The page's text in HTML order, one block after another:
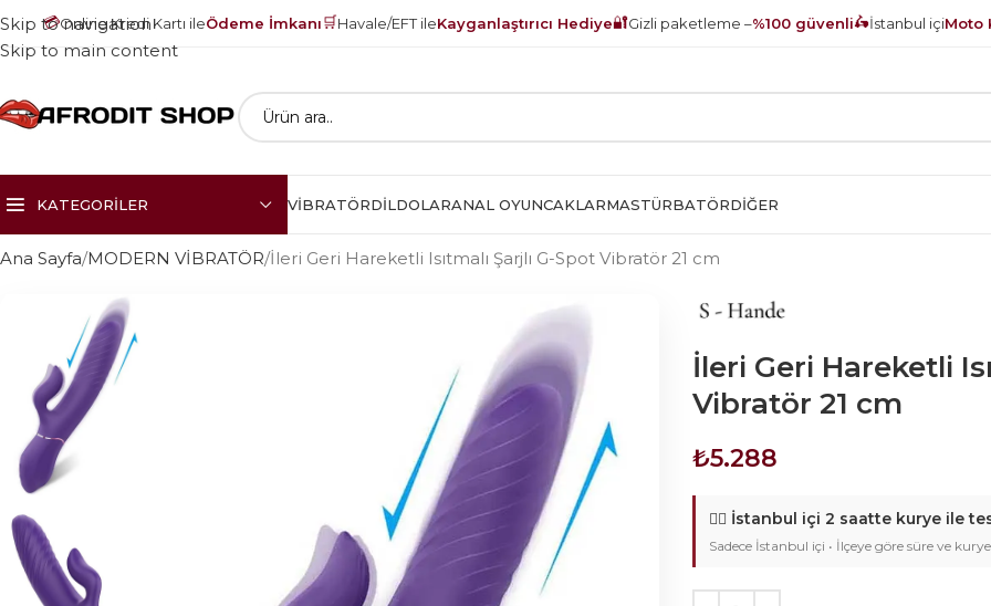
💳Online Kredi Kartı ileÖdeme İmkanı🛒Havale/EFT ileKayganlaştırıcı Hediye🔐Gizli paketleme –%100 güvenli🛵İstanbul içiMoto
Skip to navigation
Skip to main content
KATEGORILER VIBRATÖRDILDOLARANAL OYUNCAKLARMASTÜRBATÖRDIĞER
Ana Sayfa MODERN VİBRATÖR İleri Geri Hareketli Isıtmalı Şarjlı G-Spot Vibratör 21 cm
İleri Geri Hareketli
Vibratör 21 cm
₺5.288
🚴‍♂️ İstanbul içi 2 saatte kurye ile
Sadece İstanbul içi • İlçeye göre süre ve